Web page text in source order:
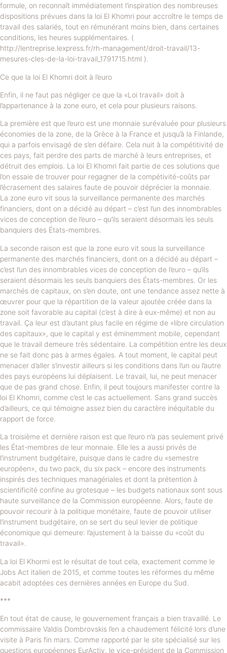
formule, on reconnaît immédiatement l’inspiration des nombreuses
dispositions prévues dans la loi El Khomri pour accroître le temps de
travail des salariés, tout en rémunérant moins bien, dans certaines
conditions, les heures supplémentaires. (
http://lentreprise.lexpress.fr/rh-management/droit-travail/13-
mesures-cles-de-la-loi-travail_1791715.html ).
Ce que la loi El Khomri doit à l’euro
Enfin, il ne faut pas négliger ce que la «Loi travail» doit à
l’appartenance à la zone euro, et cela pour plusieurs raisons.
La première est que l’euro est une monnaie surévaluée pour plusieurs
économies de la zone, de la Grèce à la France et jusqu’à la Finlande,
qui a parfois envisagé de s’en défaire. Cela nuit à la compétitivité de
ces pays, fait perdre des parts de marché à leurs entreprises, et
détruit des emplois. La loi El Khomri fait partie de ces solutions que
l’on essaie de trouver pour regagner de la compétivité-coûts par
l’écrasement des salaires faute de pouvoir déprécier la monnaie.
La zone euro vit sous la surveillance permanente des marchés
financiers, dont on a décidé au départ – c’est l’un des innombrables
vices de conception de l’euro – qu’ils seraient désormais les seuls
banquiers des États-membres.
La seconde raison est que la zone euro vit sous la surveillance
permanente des marchés financiers, dont on a décidé au départ –
c’est l’un des innombrables vices de conception de l’euro – qu’ils
seraient désormais les seuls banquiers des États-membres. Or les
marchés de capitaux, on s’en doute, ont une tendance assez nette à
œuvrer pour que la répartition de la valeur ajoutée créée dans la
zone soit favorable au capital (c’est à dire à eux-même) et non au
travail. Ça leur est d’autant plus facile en régime de «libre circulation
des capitaux», que le capital y est éminemment mobile, cependant
que le travail demeure très sédentaire. La compétition entre les deux
ne se fait donc pas à armes égales. A tout moment, le capital peut
menacer d’aller s’investir ailleurs si les conditions dans l’un ou l’autre
des pays européens lui déplaisent. Le travail, lui, ne peut menacer
que de pas grand chose. Enfin, il peut toujours manifester contre la
loi El Khomri, comme c’est le cas actuellement. Sans grand succès
d’ailleurs, ce qui témoigne assez bien du caractère inéquitable du
rapport de force.
La troisième et dernière raison est que l’euro n’a pas seulement privé
les État-membres de leur monnaie. Elle les a aussi privés de
l’instrument budgétaire, puisque dans le cadre du «semestre
européen», du two pack, du six pack – encore des instruments
inspirés des techniques managériales et dont la prétention à
scientificité confine au grotesque – les budgets nationaux sont sous
haute surveillance de la Commission européenne. Alors, faute de
pouvoir recourir à la politique monétaire, faute de pouvoir utiliser
l’instrument budgétaire, on se sert du seul levier de politique
économique qui demeure: l’ajustement à la baisse du «coût du
travail».
La loi El Khormi est le résultat de tout cela, exactement comme le
Jobs Act italien de 2015, et comme toutes les réformes du même
acabit adoptées ces dernières années en Europe du Sud.
***
En tout état de cause, le gouvernement français a bien travaillé. Le
commissaire Valdis Dombrovskis l’en a chaudement félicité lors d’une
visite à Paris fin mars. Comme rapporté par le site spécialisé sur les
questions européennes EurActiv, le vice-président de la Commission